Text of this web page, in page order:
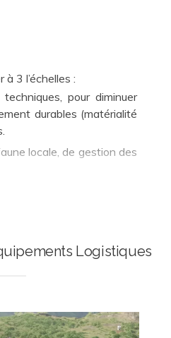
3 l’échelles :
pour diminuer
durables (matérialité
locale, de gestion des
alternatifs :
Logistiques